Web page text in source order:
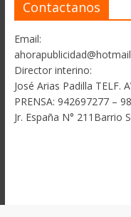
Contactanos
Email:
Director interino:
José Arias Padilla TELF.
PRENSA: 942697277 –
Jr. España N° 211Barrio